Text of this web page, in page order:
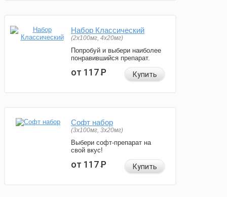
Набор Классический
(2x100мг, 4x20мг)
Попробуй и выбери наиболее
понравившийся препарат.
от 117Р Купить
Софт набор
(3x100мг, 3x20мг)
Выбери софт-препарат на
свой вкус!
от 117Р Купить